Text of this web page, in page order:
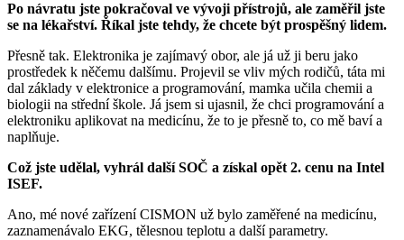
Po návratu jste pokračoval ve vývoji přístrojů, ale zaměřil jste
se na lékařství. Říkal jste tehdy, že chcete být prospěšný lidem.
Přesně tak. Elektronika je zajímavý obor, ale já už ji beru jako
prostředek k něčemu dalšímu. Projevil se vliv mých rodičů, táta mi
dal základy v elektronice a programování, mamka učila chemii a
biologii na střední škole. Já jsem si ujasnil, že chci programování a
elektroniku aplikovat na medicínu, že to je přesně to, co mě baví a
naplňuje.
Což jste udělal, vyhrál další SOČ a získal opět 2. cenu na Intel
ISEF.
Ano, mé nové zařízení CISMON už bylo zaměřené na medicínu,
zaznamenávalo EKG, tělesnou teplotu a další parametry.